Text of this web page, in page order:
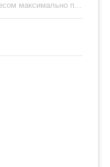
максимально п...